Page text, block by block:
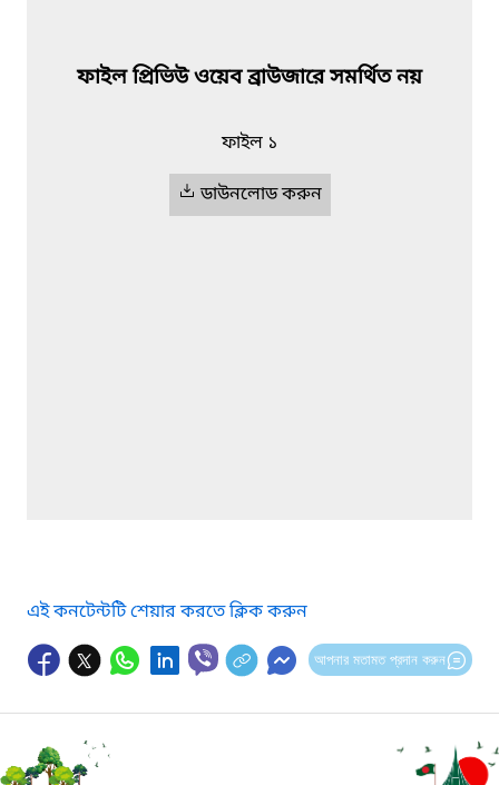
ফাইল প্রিভিউ ওয়েব ব্রাউজারে সমর্থিত নয়
ফাইল ১
ডাউনলোড করুন
এই কনটেন্টটি শেয়ার করতে ক্লিক করুন
আপনার মতামত প্রদান করুন